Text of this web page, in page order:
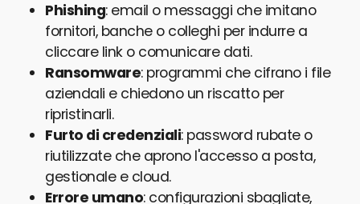
Phishing: email o messaggi che imitano
fornitori, banche o colleghi per indurre a
cliccare link o comunicare dati.
Ransomware: programmi che cifrano i file
aziendali e chiedono un riscatto per
ripristinarli.
Furto di credenziali: password rubate o
riutilizzate che aprono l'accesso a posta,
gestionale e cloud.
Errore umano: configurazioni sbagliate,